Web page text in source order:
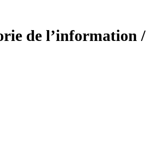
de l’information /